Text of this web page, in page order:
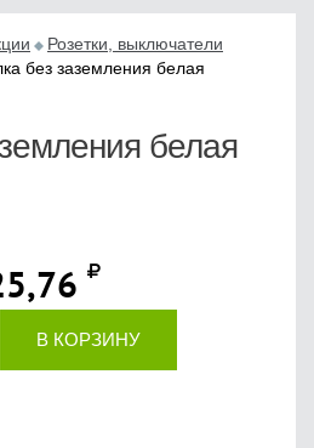
Розетки, выключатели
без заземления белая
белая
В КОРЗИНУ